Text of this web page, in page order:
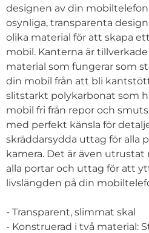
designen av din
osynliga, transparenta
olika material för att skapa
mobil. Kanterna är
material som fungerar som
din mobil från att bli
slitstarkt polykarbonat som
mobil fri från repor och
med perfekt känsla för
skräddarsydda uttag för alla
kamera. Det är även
alla portar och uttag för att
livslängden på din
- Transparent, slimmat skal
- Konstruerad i två material: